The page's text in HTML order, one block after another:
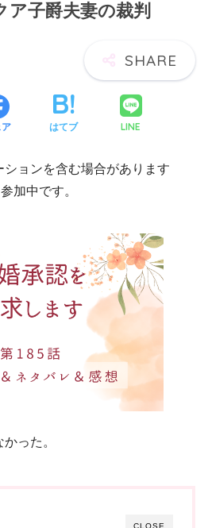
ア子爵夫妻の裁判
ア はてブ LINE
ョンを含む場合があります
加中です。
った。
CLOSE